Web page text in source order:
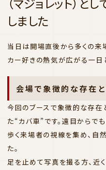
しました
当日は開場直後から多くの来
カー好きの熱気が広がる一日
会場で象徴的な存在
今回のブースで象徴的な存在
た“カバ車”です。遠目からで
歩く来場者の視線を集め、自
た。
足を止めて写真を撮る方、近